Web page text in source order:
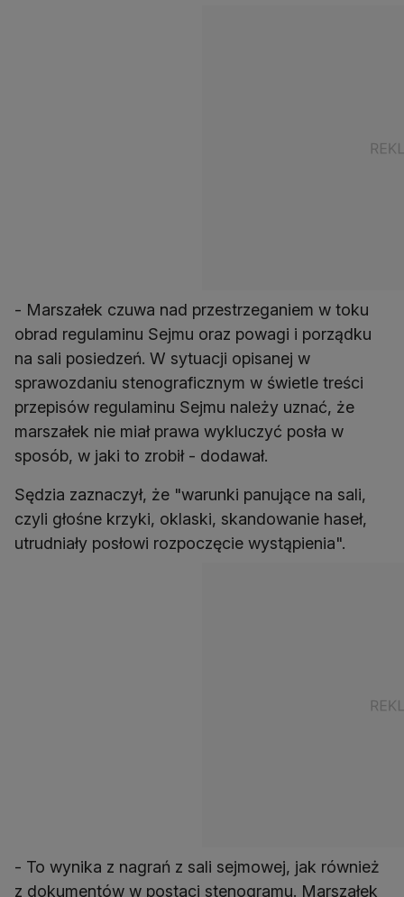
- Marszałek czuwa nad przestrzeganiem w toku
obrad regulaminu Sejmu oraz powagi i porządku
na sali posiedzeń. W sytuacji opisanej w
sprawozdaniu stenograficznym w świetle treści
przepisów regulaminu Sejmu należy uznać, że
marszałek nie miał prawa wykluczyć posła w
sposób, w jaki to zrobił - dodawał.
Sędzia zaznaczył, że "warunki panujące na sali,
czyli głośne krzyki, oklaski, skandowanie haseł,
utrudniały posłowi rozpoczęcie wystąpienia".
- To wynika z nagrań z sali sejmowej, jak również
z dokumentów w postaci stenogramu. Marszałek